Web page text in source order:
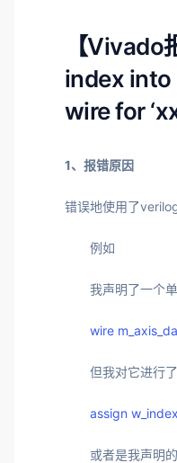
【
index
wire for
1、报错原因
错误地使用了
例如
我声明了一个
wire
但我对它进行
assign
或者是我声明